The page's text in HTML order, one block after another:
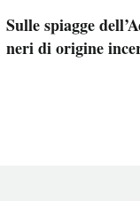
Sulle spiagge
neri di origine